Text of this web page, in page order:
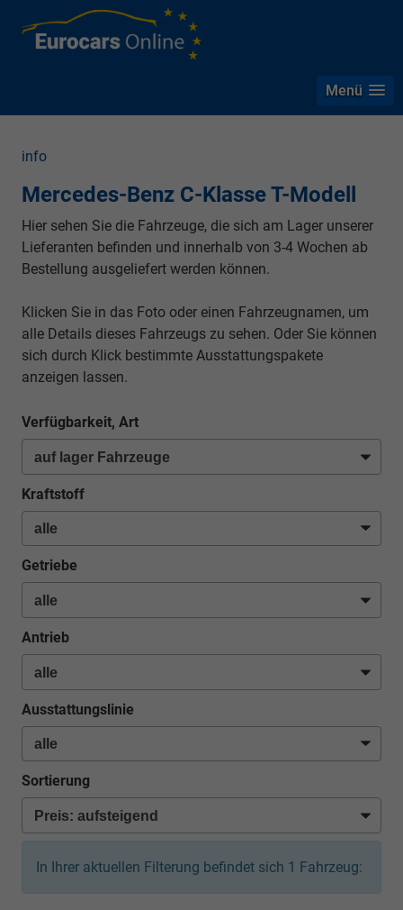
Menü
info
Mercedes-Benz C-Klasse T-Modell
Hier sehen Sie die Fahrzeuge, die sich am Lager unserer
Lieferanten befinden und innerhalb von 3-4 Wochen ab
Bestellung ausgeliefert werden können.
Klicken Sie in das Foto oder einen Fahrzeugnamen, um
alle Details dieses Fahrzeugs zu sehen. Oder Sie können
sich durch Klick bestimmte Ausstattungspakete
anzeigen lassen.
Verfügbarkeit, Art
Kraftstoff
Getriebe
Antrieb
Ausstattungslinie
Sortierung
In Ihrer aktuellen Filterung befindet sich 1 Fahrzeug: